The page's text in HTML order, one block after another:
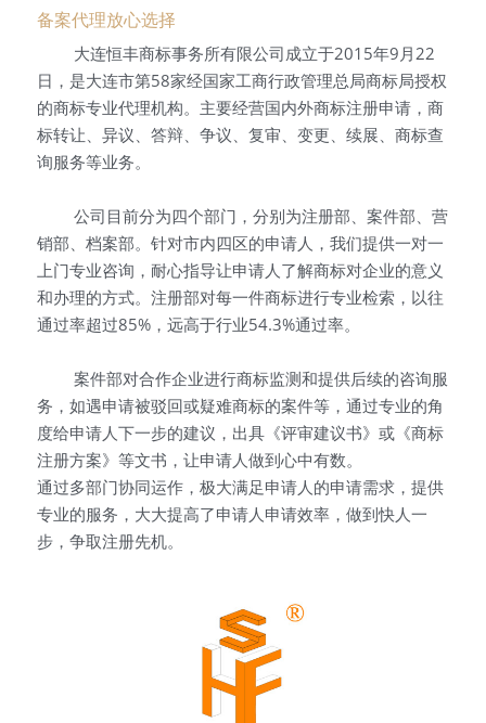
备案代理放心选择
大连恒丰商标事务所有限公司成立于2015年9月22
日，是大连市第58家经国家工商行政管理总局商标局授权
的商标专业代理机构。主要经营国内外商标注册申请，商
标转让、异议、答辩、争议、复审、变更、续展、商标查
询服务等业务。
公司目前分为四个部门，分别为注册部、案件部、营
销部、档案部。针对市内四区的申请人，我们提供一对一
上门专业咨询，耐心指导让申请人了解商标对企业的意义
和办理的方式。注册部对每一件商标进行专业检索，以往
通过率超过85%，远高于行业54.3%通过率。
案件部对合作企业进行商标监测和提供后续的咨询服
务，如遇申请被驳回或疑难商标的案件等，通过专业的角
度给申请人下一步的建议，出具《评审建议书》或《商标
注册方案》等文书，让申请人做到心中有数。
通过多部门协同运作，极大满足申请人的申请需求，提供
专业的服务，大大提高了申请人申请效率，做到快人一
步，争取注册先机。